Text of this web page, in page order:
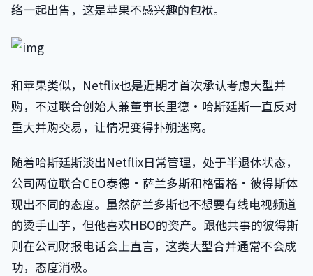
络一起出售，这是苹果不感兴趣的包袱。
和苹果类似，Netflix也是近期才首次承认考虑大型并
购，不过联合创始人兼董事长里德·哈斯廷斯一直反对
重大并购交易，让情况变得扑朔迷离。
随着哈斯廷斯淡出Netflix日常管理，处于半退休状态，
公司两位联合CEO泰德·萨兰多斯和格雷格·彼得斯体
现出不同的态度。虽然萨兰多斯也不想要有线电视频道
的烫手山芋，但他喜欢HBO的资产。跟他共事的彼得斯
则在公司财报电话会上直言，这类大型合并通常不会成
功，态度消极。